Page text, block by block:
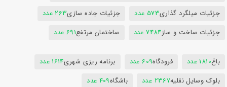
جزئیات میلگرد گذاری573 عدد جزئیات جاده سازی263 عدد
جزئیات ساخت و ساز7484 عدد ساختمان مرتفع691 عدد
باغ1810 عدد فرودگاه609 عدد برنامه ریزی شهری1614 عدد
بلوک وسایل نقلیه2367 عدد باشگاه409 عدد